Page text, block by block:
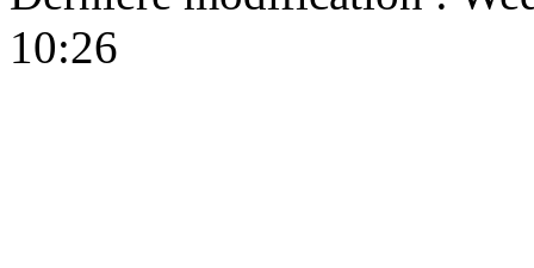
10:26